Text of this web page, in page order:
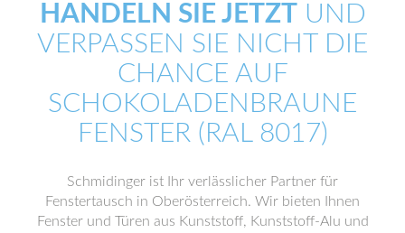
HANDELN SIE JETZTUND
VERPASSEN SIE NICHT DIE
CHANCE AUF
SCHOKOLADENBRAUNE
FENSTER (RAL 8017)
Schmidinger ist Ihr verlässlicher Partner für
Fenstertausch in Oberösterreich. Wir bieten Ihnen
Fenster und Türen aus Kunststoff, Kunststoff-Alu und